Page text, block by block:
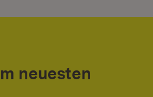
neuesten